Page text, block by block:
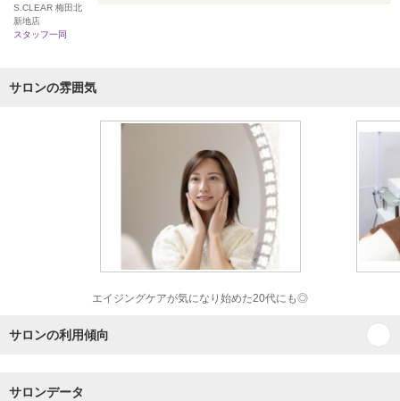
S.CLEAR 梅田北
新地店
スタッフ一同
サロンの雰囲気
エイジングケアが気になり始めた20代にも◎
サロンの利用傾向
サロンデータ